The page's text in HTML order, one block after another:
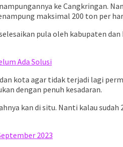
ke Cangkringan.
maksimal 200 ton per
pula oleh kabupaten
Ada Solusi
kota agar tidak terjadi lagi
dengan penuh kesadaran.
kan di situ. Nanti kalau
2023